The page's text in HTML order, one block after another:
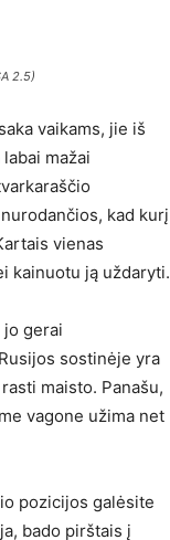
2.5)
vaikams, jie iš
mažai
kad kurį
vienas
kainuotu ją uždaryti.
jo gerai
sostinėje yra
maisto. Panašu,
vagone užima net
pozicijos galėsite
bado pirštais į